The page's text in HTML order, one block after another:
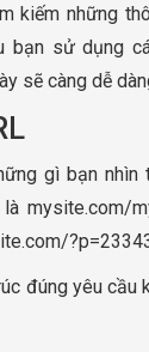
kiếm những
bạn sử dụng
sẽ càng dễ
gì bạn nhìn
mysite.com/
đúng yêu cầu